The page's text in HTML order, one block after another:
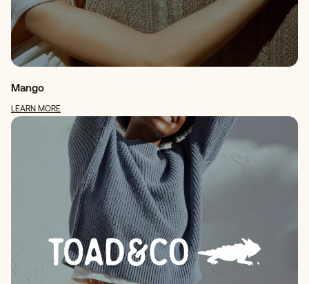
Mango
LEARN MORE